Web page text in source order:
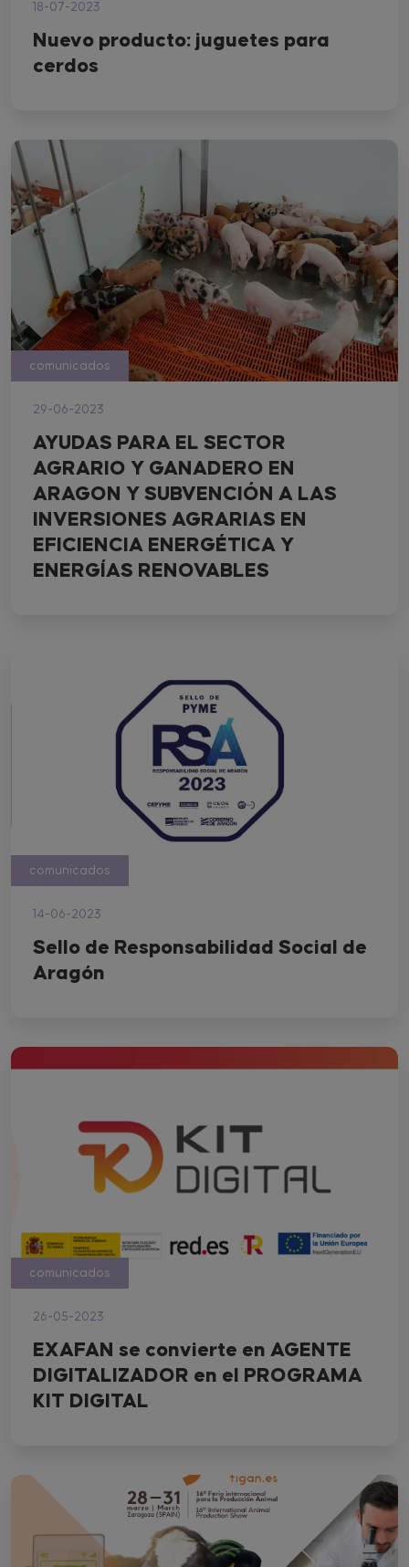
18-07-2023
Nuevo producto: juguetes para
cerdos
comunicados
29-06-2023
AYUDAS PARA EL SECTOR
AGRARIO Y GANADERO EN
ARAGON Y SUBVENCIÓN A LAS
INVERSIONES AGRARIAS EN
EFICIENCIA ENERGÉTICA Y
ENERGÍAS RENOVABLES
comunicados
14-06-2023
Sello de Responsabilidad Social de
Aragón
comunicados
26-05-2023
EXAFAN se convierte en AGENTE
DIGITALIZADOR en el PROGRAMA
KIT DIGITAL